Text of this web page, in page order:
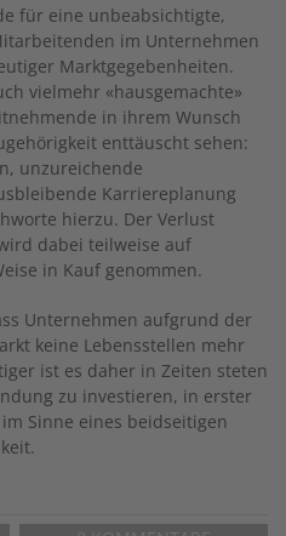
für eine unbeabsichtigte,
im Unternehmen
Marktgegebenheiten.
vielmehr «hausgemachte»
in ihrem Wunsch
enttäuscht sehen:
unzureichende
Karriereplanung
hierzu. Der Verlust
dabei teilweise auf
in Kauf genommen.
Unternehmen aufgrund der
keine Lebensstellen mehr
ist es daher in Zeiten steten
zu investieren, in erster
Sinne eines beidseitigen